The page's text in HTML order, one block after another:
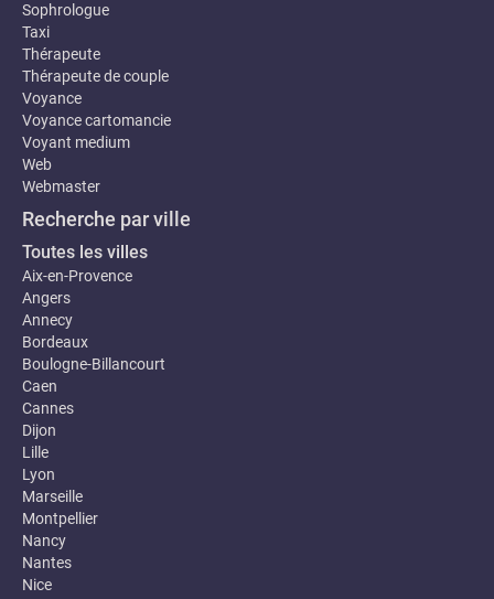
Sophrologue
Taxi
Thérapeute
Thérapeute de couple
Voyance
Voyance cartomancie
Voyant medium
Web
Webmaster
Recherche par ville
Toutes les villes
Aix-en-Provence
Angers
Annecy
Bordeaux
Boulogne-Billancourt
Caen
Cannes
Dijon
Lille
Lyon
Marseille
Montpellier
Nancy
Nantes
Nice